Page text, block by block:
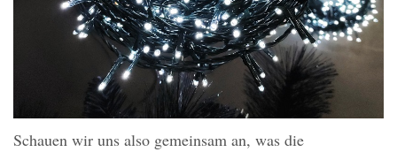
Schauen wir uns also gemeinsam an, was die